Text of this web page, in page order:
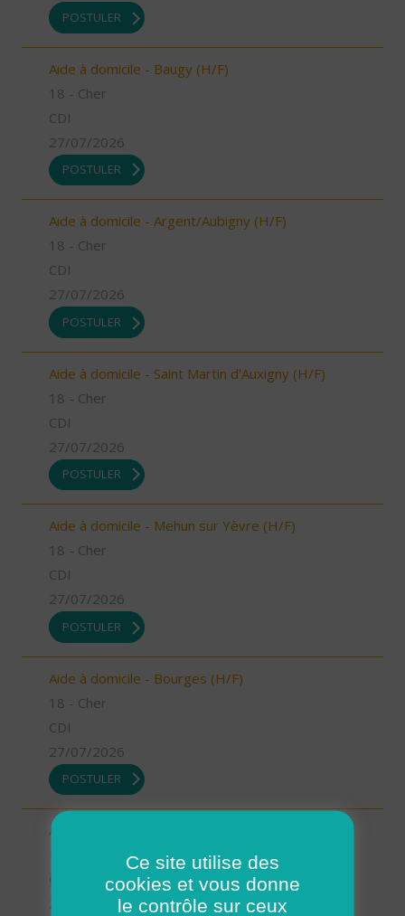
POSTULER
Aide à domicile - Baugy (H/F)
18 - Cher
CDI
27/07/2026
POSTULER
Aide à domicile - Argent/Aubigny (H/F)
18 - Cher
CDI
27/07/2026
POSTULER
Aide à domicile - Saint Martin d'Auxigny (H/F)
18 - Cher
CDI
27/07/2026
POSTULER
Aide à domicile - Mehun sur Yèvre (H/F)
18 - Cher
CDI
27/07/2026
POSTULER
Aide à domicile - Bourges (H/F)
18 - Cher
CDI
27/07/2026
POSTULER
Aide à domicile - Sancerre (H/F)
27/07/2026
Ce site utilise des
cookies et vous donne
le contrôle sur ceux